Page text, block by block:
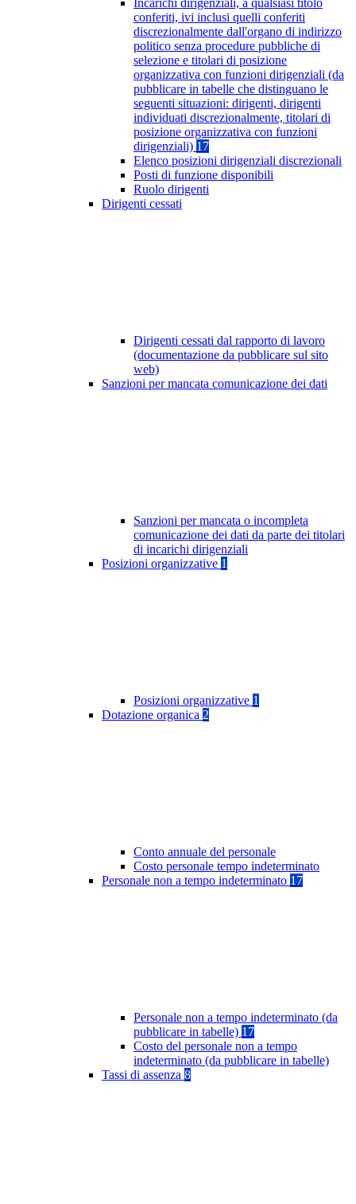
Incarichi dirigenziali, a qualsiasi titolo
conferiti, ivi inclusi quelli conferiti
discrezionalmente dall'organo di indirizzo
politico senza procedure pubbliche di
selezione e titolari di posizione
organizzativa con funzioni dirigenziali (da
pubblicare in tabelle che distinguano le
seguenti situazioni: dirigenti, dirigenti
individuati discrezionalmente, titolari di
posizione organizzativa con funzioni
dirigenziali) 17
Elenco posizioni dirigenziali discrezionali
Posti di funzione disponibili
Ruolo dirigenti
Dirigenti cessati
Dirigenti cessati dal rapporto di lavoro
(documentazione da pubblicare sul sito
web)
Sanzioni per mancata comunicazione dei dati
Sanzioni per mancata o incompleta
comunicazione dei dati da parte dei titolari
di incarichi dirigenziali
Posizioni organizzative 1
Posizioni organizzative 1
Dotazione organica 2
Conto annuale del personale
Costo personale tempo indeterminato
Personale non a tempo indeterminato 17
Personale non a tempo indeterminato (da
pubblicare in tabelle) 17
Costo del personale non a tempo
indeterminato (da pubblicare in tabelle)
Tassi di assenza 8